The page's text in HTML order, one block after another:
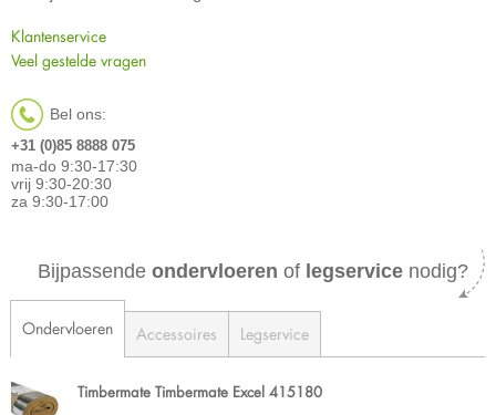
Klantenservice
Veel gestelde vragen
Bel ons:
+31 (0)85 8888 075
ma-do 9:30-17:30
vrij 9:30-20:30
za 9:30-17:00
Bijpassende ondervloeren of legservice nodig?
Ondervloeren Accessoires Legservice
Timbermate Timbermate Excel 415180